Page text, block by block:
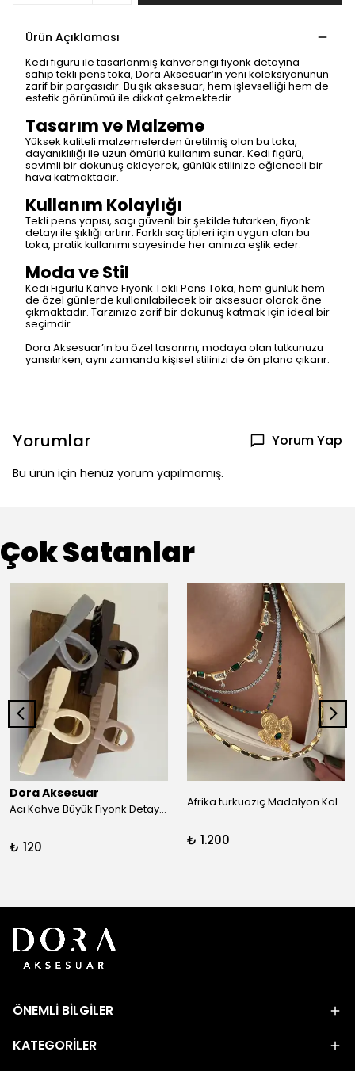
Ürün Açıklaması
Kedi figürü ile tasarlanmış kahverengi fiyonk detayına
sahip tekli pens toka, Dora Aksesuar’ın yeni koleksiyonunun
zarif bir parçasıdır. Bu şık aksesuar, hem işlevselliği hem de
estetik görünümü ile dikkat çekmektedir.
Tasarım ve Malzeme
Yüksek kaliteli malzemelerden üretilmiş olan bu toka,
dayanıklılığı ile uzun ömürlü kullanım sunar. Kedi figürü,
sevimli bir dokunuş ekleyerek, günlük stilinize eğlenceli bir
hava katmaktadır.
Kullanım Kolaylığı
Tekli pens yapısı, saçı güvenli bir şekilde tutarken, fiyonk
detayı ile şıklığı artırır. Farklı saç tipleri için uygun olan bu
toka, pratik kullanımı sayesinde her anınıza eşlik eder.
Moda ve Stil
Kedi Figürlü Kahve Fiyonk Tekli Pens Toka, hem günlük hem
de özel günlerde kullanılabilecek bir aksesuar olarak öne
çıkmaktadır. Tarzınıza zarif bir dokunuş katmak için ideal bir
seçimdir.
Dora Aksesuar’ın bu özel tasarımı, modaya olan tutkunuzu
yansıtırken, aynı zamanda kişisel stilinizi de ön plana çıkarır.
Yorumlar Yorum Yap
Bu ürün için henüz yorum yapılmamış.
Çok Satanlar
Dora Aksesuar
Acı Kahve Büyük Fiyonk Detay Kıskaç Toka
₺ 120
Afrika turkuazıç Madalyon Kolye
₺ 1.200
ÖNEMLİ BİLGİLER
KATEGORİLER